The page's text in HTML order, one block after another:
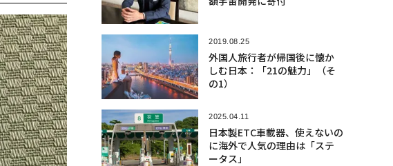
2019.08.25
外国人旅行者が帰国後に懐か
しむ日本：「21の魅力」（そ
の1）
2025.04.11
日本製ETC車載器、使えないの
に海外で人気の理由は「ステ
ータス」